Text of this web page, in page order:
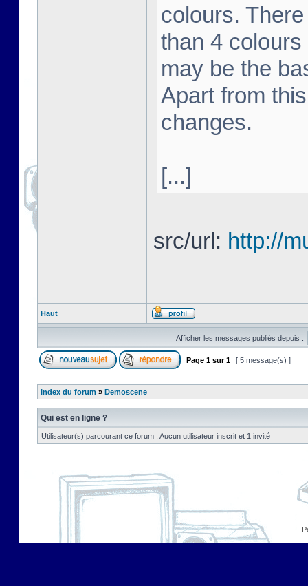
colours.
than 4
may be the
Apart from
changes.
[...]
src/url: http://
Haut
Afficher les messages publiés depuis :
Page 1 sur1 [ 5 message(s) ]
Index du forum » Demoscene
Qui est en ligne ?
Utilisateur(s) parcourant ce forum : Aucun utilisateur inscrit et 1 invité